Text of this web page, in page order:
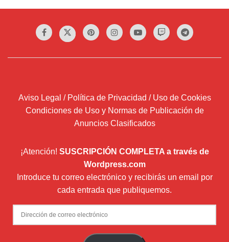
Aviso Legal / Política de Privacidad / Uso de Cookies
Condiciones de Uso y Normas de Publicación de
Anuncios Clasificados
¡Atención! SUSCRIPCIÓN COMPLETA a través de
Wordpress.com
Introduce tu correo electrónico y recibirás un email por
cada entrada que publiquemos.
Dirección
de